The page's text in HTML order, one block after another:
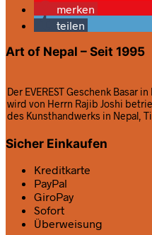
merken
teilen
Art of Nepal – Seit 1995
Der EVEREST Geschenk Basar
wird von Herrn Rajib Joshi
des Kunsthandwerks in Nepal,
Sicher Einkaufen
Kreditkarte
PayPal
GiroPay
Sofort
Überweisung